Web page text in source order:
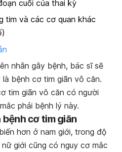
cuối của thai kỳ
tim và các cơ quan khác
nhân gây bệnh, bác sĩ sẽ
bệnh cơ tim giãn vô căn.
tim giãn vô căn có người
phải bệnh lý này.
cơ tim giãn
hơn ở nam giới, trong độ
giới cũng có nguy cơ mắc